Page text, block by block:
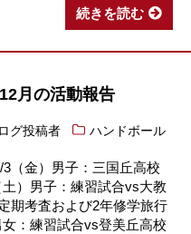
続きを読む
月の活動報告
グ投稿者 ハンドボール
（金）男子：三国丘高校
）男子：練習試合vs大教
期考査および2年修学旅行
：練習試合vs登美丘高校